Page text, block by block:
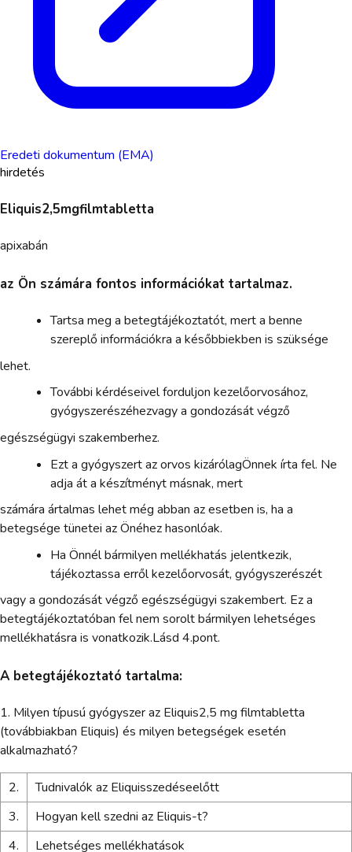
Eredeti dokumentum (EMA)
hirdetés
Eliquis2,5mgfilmtabletta
apixabán
az Ön számára fontos információkat tartalmaz.
Tartsa meg a betegtájékoztatót, mert a benne
szereplő információkra a későbbiekben is szüksége
lehet.
További kérdéseivel forduljon kezelőorvosához,
gyógyszerészéhezvagy a gondozását végző
egészségügyi szakemberhez.
Ezt a gyógyszert az orvos kizárólagÖnnek írta fel. Ne
adja át a készítményt másnak, mert
számára ártalmas lehet még abban az esetben is, ha a
betegsége tünetei az Önéhez hasonlóak.
Ha Önnél bármilyen mellékhatás jelentkezik,
tájékoztassa erről kezelőorvosát, gyógyszerészét
vagy a gondozását végző egészségügyi szakembert. Ez a
betegtájékoztatóban fel nem sorolt bármilyen lehetséges
mellékhatásra is vonatkozik.Lásd 4.pont.
A betegtájékoztató tartalma:
1. Milyen típusú gyógyszer az Eliquis2,5 mg filmtabletta
(továbbiakban Eliquis) és milyen betegségek esetén
alkalmazható?
2.
Tudnivalók az Eliquisszedéseelőtt
3.
Hogyan kell szedni az Eliquis-t?
4.
Lehetséges mellékhatások